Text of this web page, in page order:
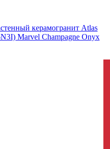
керамогранит Atlas
Marvel Champagne Onyx